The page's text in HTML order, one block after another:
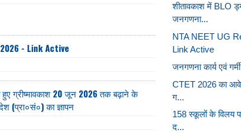
2026 - Link Active
ग्रीष्मावकाश 20 जून 2026 तक बढ़ाने के
(प्रा०सं०) का ज्ञापन
शीतावकाश में BLO
जनगणना...
NTA NEET UG
Link Active
जनगणना कार्य एवं
CTET 2026 का
ग...
158 स्कूलों के विलय
द...